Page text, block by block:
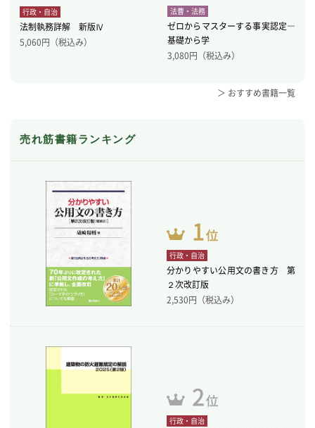
行政・自治
法制執務詳解 新版Ⅳ
5,060円（税込み）
法曹・法務
ゼロからマスターする事実認定―
基礎から学
3,080円（税込み）
＞ おすすめ書籍一覧
売れ筋書籍ランキング
行政・自治
分かりやすい公用文の書き方 第
２次改訂版
2,530円（税込み）
行政・自治